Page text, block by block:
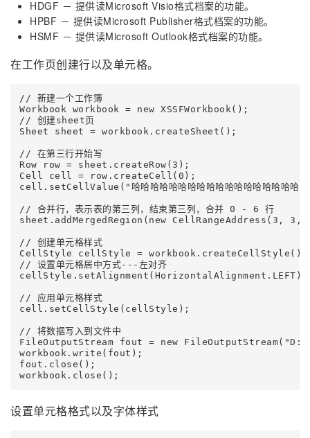
HDGF － 提供读Microsoft Visio格式档案的功能。
HPBF － 提供读Microsoft Publisher格式档案的功能。
HSMF － 提供读Microsoft Outlook格式档案的功能。
在工作页创建行以及单元格。
// 新建一个工作簿
Workbook workbook = new XSSFWorkbook();
// 创建sheet页
Sheet sheet = workbook.createSheet();
// 在第三行开始写
Row row = sheet.createRow(3);
Cell cell = row.createCell(0);
cell.setCellValue("哈哈哈哈哈哈哈哈哈哈哈哈哈哈哈哈哈哈
// 合并行，表示表的第三列，结束第三列，合并 0 - 6 行
sheet.addMergedRegion(new CellRangeAddress(3,
// 创建单元格样式
CellStyle cellStyle = workbook.createCellStyle();
// 设置单元格居中方式---左对齐
cellStyle.setAlignment(HorizontalAlignment.LEFT);
// 应用单元格样式
cell.setCellStyle(cellStyle);
// 将数据写入到文件中
FileOutputStream fout = new
workbook.write(fout);
fout.close();
设置单元格格式以及字体样式